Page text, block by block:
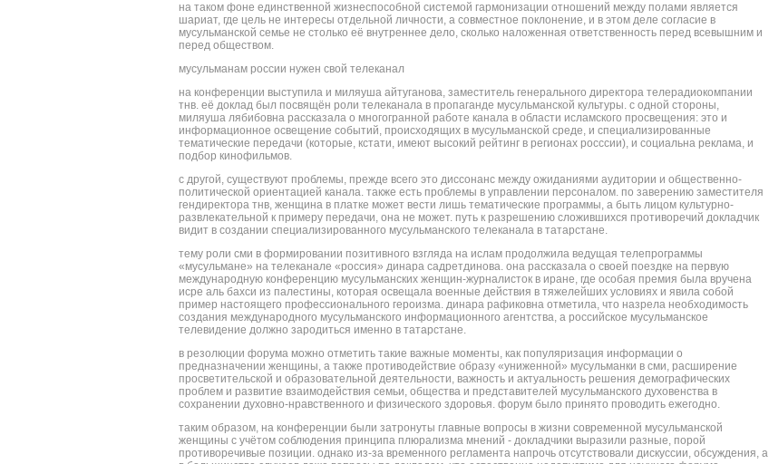
на таком фоне единственной жизнеспособной системой гармонизации отношений между полами является
шариат, где цель не интересы отдельной личности, а совместное поклонение, и в этом деле согласие в
мусульманской семье не столько её внутреннее дело, сколько наложенная ответственность перед всевышним и
перед обществом.
мусульманам россии нужен свой телеканал
на конференции выступила и миляуша айтуганова, заместитель генерального директора телерадиокомпании
тнв. её доклад был посвящён роли телеканала в пропаганде мусульманской культуры. с одной стороны,
миляуша лябибовна рассказала о многогранной работе канала в области исламского просвещения: это и
информационное освещение событий, происходящих в мусульманской среде, и специализированные
тематические передачи (которые, кстати, имеют высокий рейтинг в регионах росссии), и социальна реклама, и
подбор кинофильмов.
с другой, существуют проблемы, прежде всего это диссонанс между ожиданиями аудитории и общественно-
политической ориентацией канала. также есть проблемы в управлении персоналом. по заверению заместителя
гендиректора тнв, женщина в платке может вести лишь тематические программы, а быть лицом культурно-
развлекательной к примеру передачи, она не может. путь к разрешению сложившихся противоречий докладчик
видит в создании специализированного мусульманского телеканала в татарстане.
тему роли сми в формировании позитивного взгляда на ислам продолжила ведущая телепрограммы
«мусульмане» на телеканале «россия» динара садретдинова. она рассказала о своей поездке на первую
международную конференцию мусульманских женщин-журналисток в иране, где особая премия была вручена
исре аль бахси из палестины, которая освещала военные действия в тяжелейших условиях и явила собой
пример настоящего профессионального героизма. динара рафиковна отметила, что назрела необходимость
создания международного мусульманского информационного агентства, а российское мусульманское
телевидение должно зародиться именно в татарстане.
в резолюции форума можно отметить такие важные моменты, как популяризация информации о
предназначении женщины, а также противодействие образу «униженной» мусульманки в сми, расширение
просветительской и образовательной деятельности, важность и актуальность решения демографических
проблем и развитие взаимодействия семьи, общества и представителей мусульманского духовенства в
сохранении духовно-нравственного и физического здоровья. форум было принято проводить ежегодно.
таким образом, на конференции были затронуты главные вопросы в жизни современной мусульманской
женщины с учётом соблюдения принципа плюрализма мнений - докладчики выразили разные, порой
противоречивые позиции. однако из-за временного регламента напрочь отсутствовали дискуссии, обсуждения, а